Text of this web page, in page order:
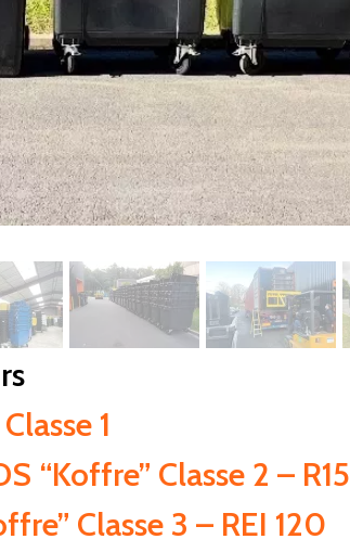
1
“Koffre” Classe 2 – R15
Classe 3 – REI 120